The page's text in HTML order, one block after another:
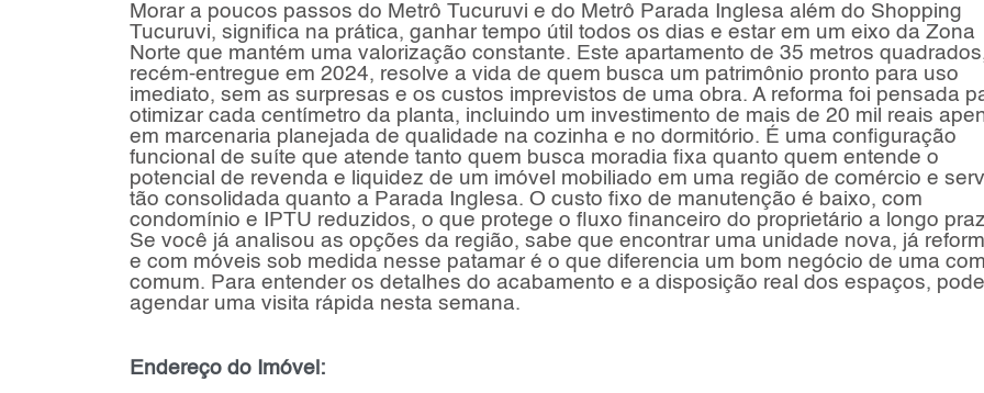
Morar a poucos passos do Metrô Tucuruvi e do Metrô Parada Inglesa além do Shopping
Tucuruvi, significa na prática, ganhar tempo útil todos os dias e estar em um eixo da Zona
Norte que mantém uma valorização constante. Este apartamento de 35 metros
recém-entregue em 2024, resolve a vida de quem busca um patrimônio pronto para uso
imediato, sem as surpresas e os custos imprevistos de uma obra. A reforma foi pensada
otimizar cada centímetro da planta, incluindo um investimento de mais de 20 mil reais
em marcenaria planejada de qualidade na cozinha e no dormitório. É uma configuração
funcional de suíte que atende tanto quem busca moradia fixa quanto quem entende o
potencial de revenda e liquidez de um imóvel mobiliado em uma região de comércio e
tão consolidada quanto a Parada Inglesa. O custo fixo de manutenção é baixo, com
condomínio e IPTU reduzidos, o que protege o fluxo financeiro do proprietário a longo
Se você já analisou as opções da região, sabe que encontrar uma unidade nova, já
e com móveis sob medida nesse patamar é o que diferencia um bom negócio de uma
comum. Para entender os detalhes do acabamento e a disposição real dos espaços,
agendar uma visita rápida nesta semana.
Endereço do Imóvel: